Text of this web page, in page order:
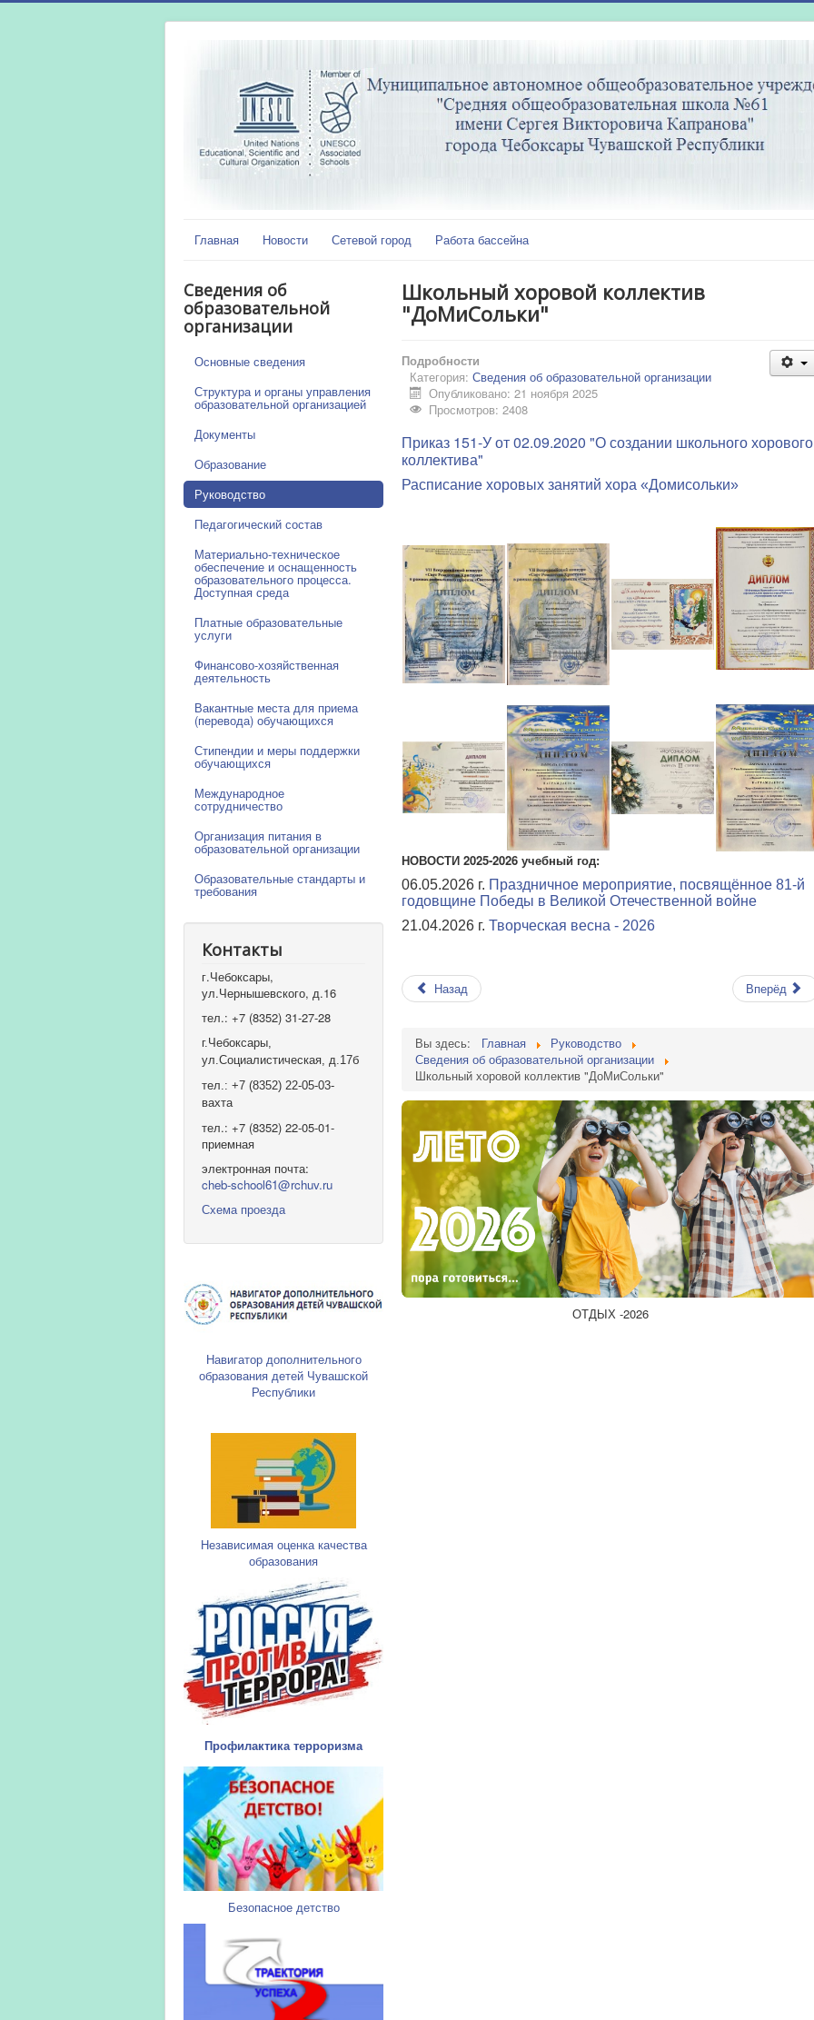
Главная Новости Сетевой город Работа бассейна
Сведения об
образовательной
организации
Основные сведения
Структура и органы управления
образовательной организацией
Документы
Образование
Руководство
Педагогический состав
Материально-техническое
обеспечение и оснащенность
образовательного процесса.
Доступная среда
Платные образовательные
услуги
Финансово-хозяйственная
деятельность
Вакантные места для приема
(перевода) обучающихся
Стипендии и меры поддержки
обучающихся
Международное
сотрудничество
Организация питания в
образовательной организации
Образовательные стандарты и
требования
Контакты
г.Чебоксары,
ул.Чернышевского, д.16
тел.: +7 (8352) 31-27-28
г.Чебоксары,
ул.Социалистическая, д.17б
тел.: +7 (8352) 22-05-03-
вахта
тел.: +7 (8352) 22-05-01-
приемная
электронная почта:
cheb-school61@rchuv.ru
Схема проезда
Навигатор дополнительного
образования детей Чувашской
Республики
Независимая оценка качества
образования
Профилактика терроризма
Безопасное детство
Школьный хоровой коллектив
"ДоМиСольки"
Подробности
Категория: Сведения об образовательной организации
Опубликовано: 21 ноября 2025
Просмотров: 2408
Приказ 151-У от 02.09.2020 "О создании школьного хорового
коллектива"
Расписание хоровых занятий хора «Домисольки»
НОВОСТИ 2025-2026 учебный год:
06.05.2026 г. Праздничное мероприятие, посвящённое 81-й
годовщине Победы в Великой Отечественной войне
21.04.2026 г. Творческая весна - 2026
Назад Вперёд
Вы здесь: Главная
Руководство
Сведения об образовательной организации
Школьный хоровой коллектив "ДоМиСольки"
ОТДЫХ -2026